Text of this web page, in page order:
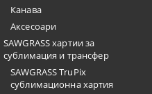
Канава
Аксесоари
SAWGRASS хартии за
сублимация и трансфер
SAWGRASS TruPix
сублимационна хартия